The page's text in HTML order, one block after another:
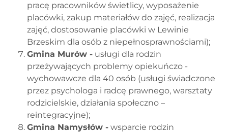
pracę pracowników świetlicy, wyposażenie
placówki, zakup materiałów do zajęć, realizacja
zajęć, dostosowanie placówki w Lewinie
Brzeskim dla osób z niepełnosprawnościami);
Gmina Murów - usługi dla rodzin
przeżywających problemy opiekuńczo -
wychowawcze dla 40 osób (usługi świadczone
przez psychologa i radcę prawnego, warsztaty
rodzicielskie, działania społeczno –
reintegracyjne);
Gmina Namysłów - wsparcie rodzin